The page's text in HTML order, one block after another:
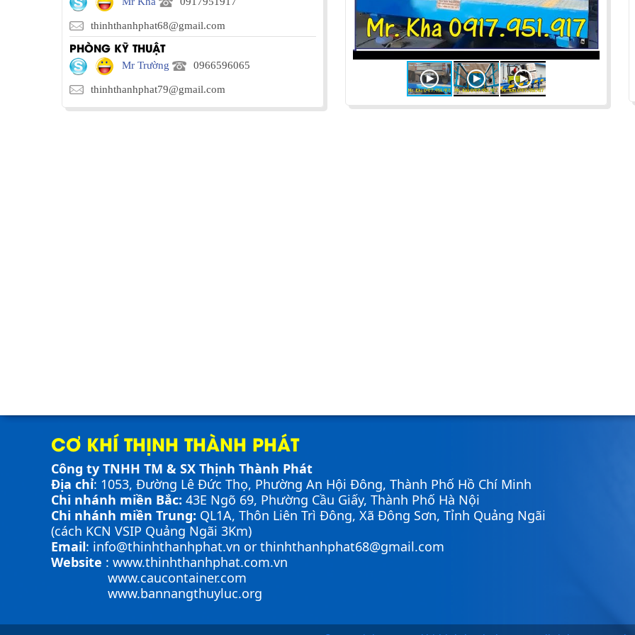
thinhthanhphat68@gmail.com
PHÒNG KỸ THUẬT
Mr Trường 0966596065
thinhthanhphat79@gmail.com
CƠ KHÍ THỊNH THÀNH PHÁT
Công ty TNHH TM & SX Thịnh Thành Phát
Địa chỉ: 1053, Đường Lê Đức Thọ, Phường An Hội Đông, Thành Phố Hồ Chí Minh
Chi nhánh miền Bắc: 43E Ngõ 69, Phường Cầu Giấy, Thành Phố Hà Nội
Chi nhánh miền Trung: QL1A, Thôn Liên Trì Đông, Xã Đông Sơn, Tỉnh Quảng Ngãi
(cách KCN VSIP Quảng Ngãi 3Km)
Email: info@thinhthanhphat.vn or thinhthanhphat68@gmail.com
Website : www.thinhthanhphat.com.vn
www.caucontainer.com
www.bannangthuyluc.org